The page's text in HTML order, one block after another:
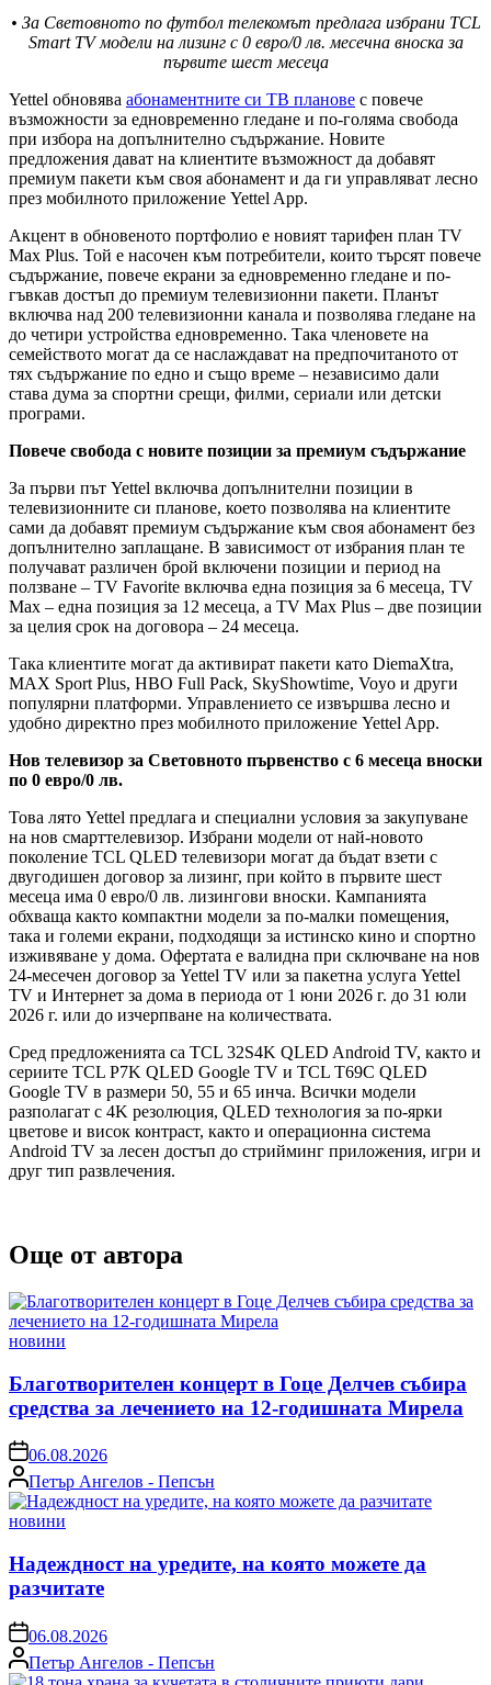
• За Световното по футбол телекомът предлага избрани TCL
Smart TV модели на лизинг с 0 евро/0 лв. месечна вноска за
първите шест месеца
Yettel обновява абонаментните си ТВ планове с повече
възможности за едновременно гледане и по-голяма свобода
при избора на допълнително съдържание. Новите
предложения дават на клиентите възможност да добавят
премиум пакети към своя абонамент и да ги управляват лесно
през мобилното приложение Yettel App.
Акцент в обновеното портфолио е новият тарифен план TV
Max Plus. Той е насочен към потребители, които търсят повече
съдържание, повече екрани за едновременно гледане и по-
гъвкав достъп до премиум телевизионни пакети. Планът
включва над 200 телевизионни канала и позволява гледане на
до четири устройства едновременно. Така членовете на
семейството могат да се наслаждават на предпочитаното от
тях съдържание по едно и също време – независимо дали
става дума за спортни срещи, филми, сериали или детски
програми.
Повече свобода с новите позиции за премиум съдържание
За първи път Yettel включва допълнителни позиции в
телевизионните си планове, което позволява на клиентите
сами да добавят премиум съдържание към своя абонамент без
допълнително заплащане. В зависимост от избрания план те
получават различен брой включени позиции и период на
ползване – TV Favorite включва една позиция за 6 месеца, TV
Max – една позиция за 12 месеца, а TV Max Plus – две позиции
за целия срок на договора – 24 месеца.
Така клиентите могат да активират пакети като DiemaXtra,
MAX Sport Plus, HBO Full Pack, SkyShowtime, Voyo и други
популярни платформи. Управлението се извършва лесно и
удобно директно през мобилното приложение Yettel App.
Нов телевизор за Световното първенство с 6 месеца вноски
по 0 евро/0 лв.
Това лято Yettel предлага и специални условия за закупуване
на нов смарттелевизор. Избрани модели от най-новото
поколение TCL QLED телевизори могат да бъдат взети с
двугодишен договор за лизинг, при който в първите шест
месеца има 0 евро/0 лв. лизингови вноски. Кампанията
обхваща както компактни модели за по-малки помещения,
така и големи екрани, подходящи за истинско кино и спортно
изживяване у дома. Офертата е валидна при сключване на нов
24-месечен договор за Yettel TV или за пакетна услуга Yettel
TV и Интернет за дома в периода от 1 юни 2026 г. до 31 юли
2026 г. или до изчерпване на количествата.
Сред предложенията са TCL 32S4K QLED Android TV, както и
сериите TCL P7K QLED Google TV и TCL T69C QLED
Google TV в размери 50, 55 и 65 инча. Всички модели
разполагат с 4K резолюция, QLED технология за по-ярки
цветове и висок контраст, както и операционна система
Android TV за лесен достъп до стрийминг приложения, игри и
друг тип развлечения.
Още от автора
Posted
новини
Благотворителен концерт в Гоце Делчев събира
средства за лечението на 12-годишната Мирела
on06.08.2026
Posted
by
Петър Ангелов - Пепсън
Posted
новини
Надеждност на уредите, на която можете да
разчитате
on06.08.2026
Posted
by
Петър Ангелов - Пепсън